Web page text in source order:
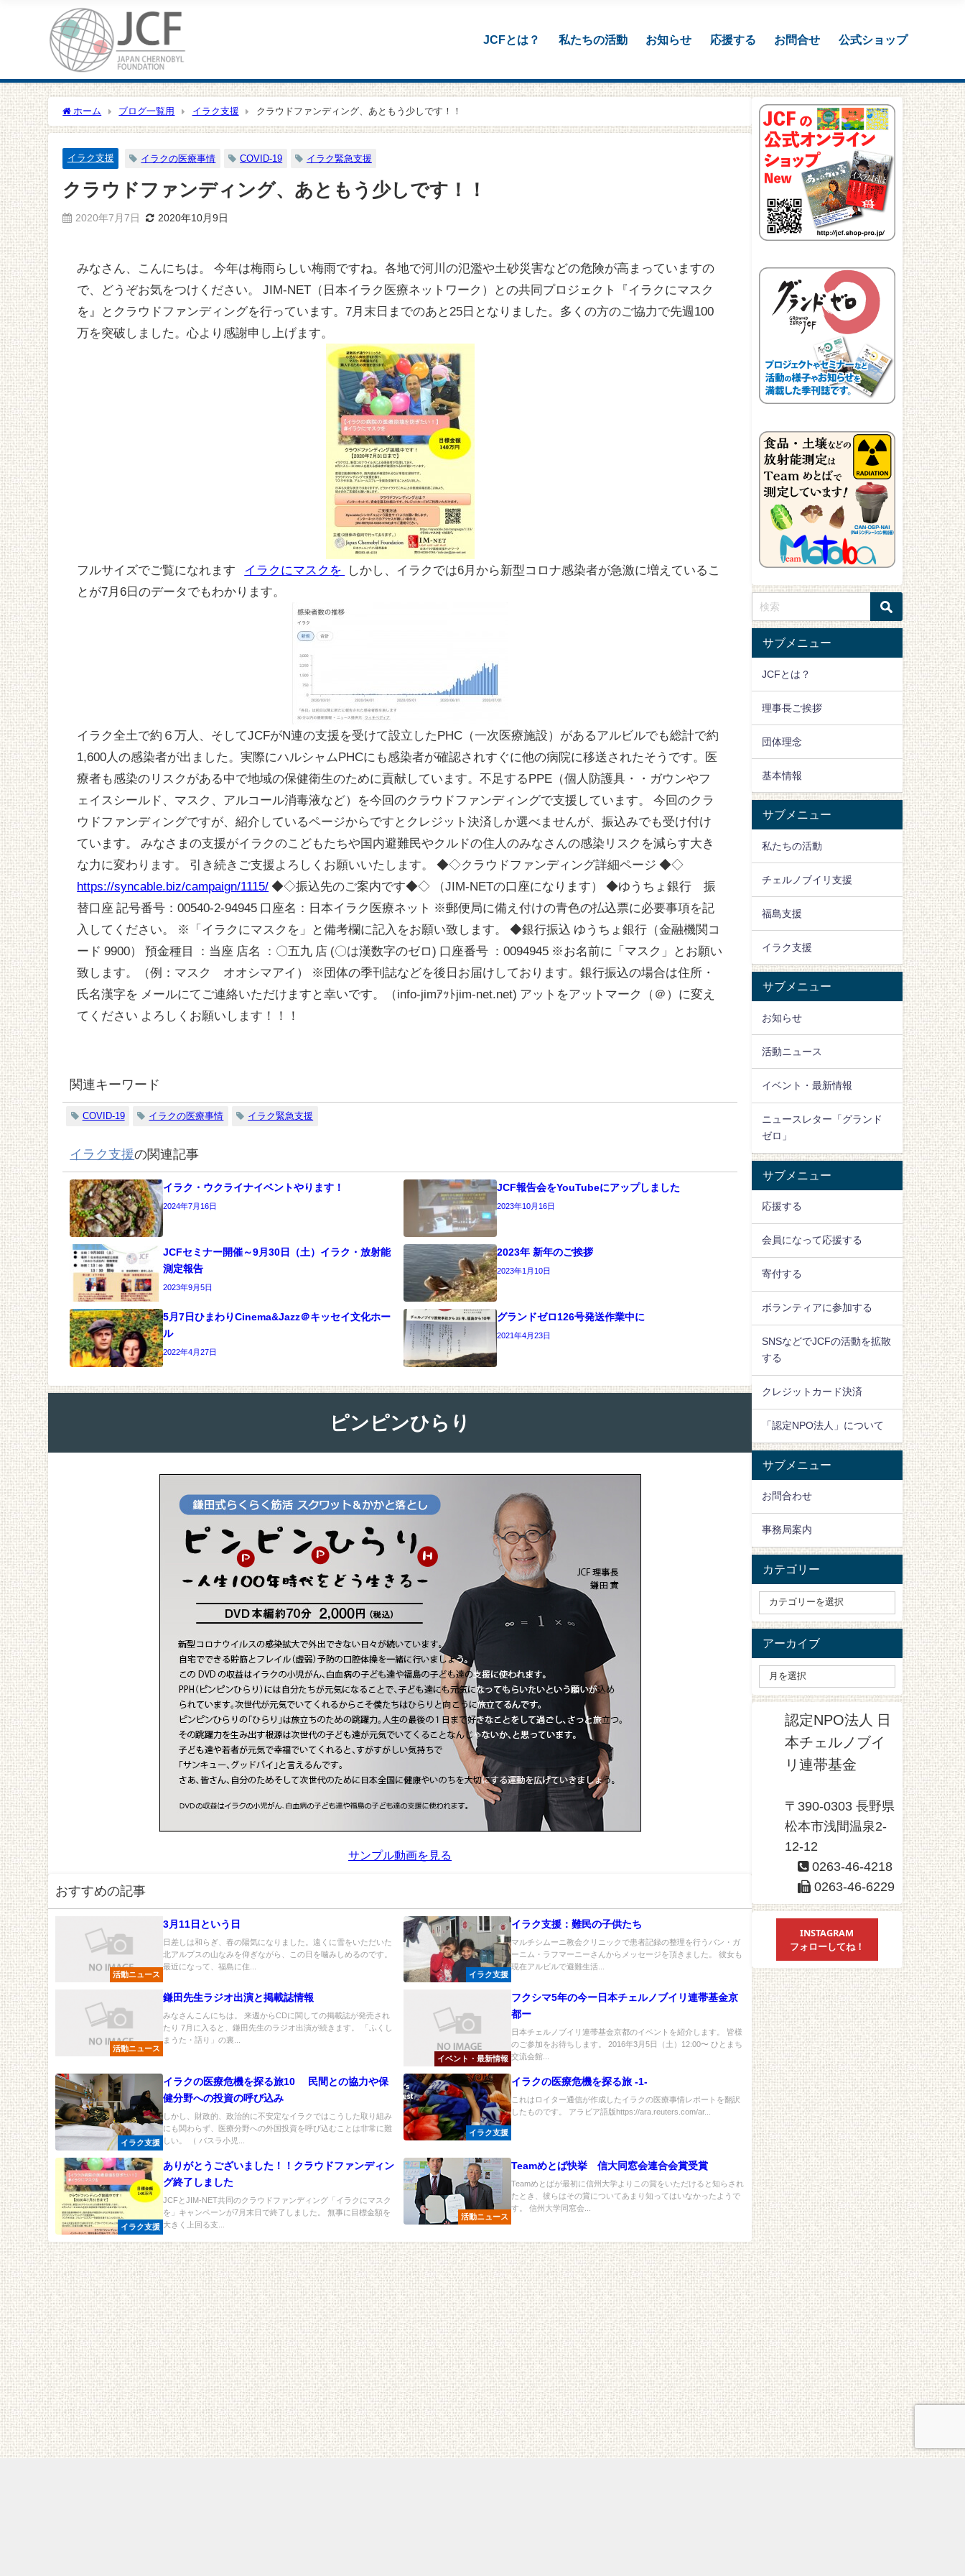
JCFとは？ 私たちの活動 お知らせ 応援する お問合せ 公式ショップ
ホーム ブログ一覧用 イラク支援 クラウドファンディング、あともう少しです！！
イラク支援 イラクの医療事情 COVID-19 イラク緊急支援
クラウドファンディング、あともう少しです！！
2020年7月7日 2020年10月9日
みなさん、こんにちは。 今年は梅雨らしい梅雨ですね。各地で河川の氾濫や土砂災害などの危険が高まっていますの
で、どうぞお気をつけください。 JIM-NET（日本イラク医療ネットワーク）との共同プロジェクト『イラクにマスク
を』とクラウドファンディングを行っています。7月末日までのあと25日となりました。多くの方のご協力で先週100
万を突破しました。心より感謝申し上げます。
フルサイズでご覧になれます イラクにマスクを
しかし、イラクでは6月から新型コロナ感染者が急激に増えているこ
とが7月6日のデータでもわかります。
イラク全土で約６万人、そしてJCFがN連の支援を受けて設立したPHC（一次医療施設）があるアルビルでも総計で約
1,600人の感染者が出ました。実際にハルシャムPHCにも感染者が確認されすぐに他の病院に移送されたそうです。医
療者も感染のリスクがある中で地域の保健衛生のために貢献しています。不足するPPE（個人防護具・・ガウンやフ
ェイスシールド、マスク、アルコール消毒液など）を今回のクラウドファンディングで支援しています。 今回のクラ
ウドファンディングですが、紹介しているページからですとクレジット決済しか選べませんが、振込みでも受け付け
ています。 みなさまの支援がイラクのこどもたちや国内避難民やクルドの住人のみなさんの感染リスクを減らす大き
な力に変わります。 引き続きご支援よろしくお願いいたします。 ◆◇クラウドファンディング詳細ページ ◆◇
https://syncable.biz/campaign/1115/ ◆◇振込先のご案内です◆◇ （JIM-NETの口座になります） ◆ゆうちょ銀行 振
替口座 記号番号：00540-2-94945 口座名：日本イラク医療ネット ※郵便局に備え付けの青色の払込票に必要事項を記
入してください。 ※「イラクにマスクを」と備考欄に記入をお願い致します。 ◆銀行振込 ゆうちょ銀行（金融機関コ
ード 9900） 預金種目 ：当座 店名 ：〇五九 店 (〇は漢数字のゼロ) 口座番号 ：0094945 ※お名前に「マスク」とお願い
致します。（例：マスク オオシマアイ） ※団体の季刊誌などを後日お届けしております。銀行振込の場合は住所・
氏名漢字を メールにてご連絡いただけますと幸いです。（info-jimｱｯﾄjim-net.net) アットをアットマーク（＠）に変え
てください よろしくお願いします！！！
関連キーワード
COVID-19 イラクの医療事情 イラク緊急支援
イラク支援の関連記事
イラク・ウクライナイベントやります！
2024年7月16日
JCF報告会をYouTubeにアップしました
2023年10月16日
JCFセミナー開催～9月30日（土）イラク・放射能
測定報告
2023年9月5日
2023年 新年のご挨拶
2023年1月10日
5月7日ひまわりCinema&Jazz＠キッセイ文化ホー
ル
2022年4月27日
グランドゼロ126号発送作業中に
2021年4月23日
ピンピンひらり
サンプル動画を見る
おすすめの記事
活動ニュース
3月11日という日
日差しは和らぎ、春の陽気になりました。遠くに雪をいただいた
北アルプスの山なみを仰ぎながら、この日を噛みしめるのです。
最近になって、福島に住...
イラク支援
イラク支援：難民の子供たち
マルチシムーニ教会クリニックで患者記録の整理を行うバン・ガ
ーニム・ラフマーニーさんからメッセージを頂きました。 彼女も
現在アルビルで避難生活...
活動ニュース
鎌田先生ラジオ出演と掲載誌情報
みなさんこんにちは。 来週からCDに関しての掲載誌が発売され
たり 7月に入ると、鎌田先生のラジオ出演が続きます。 「ふくし
まうた・語り」の裏...
イベント・最新情報
フクシマ5年の今ー日本チェルノブイリ連帯基金京
都ー
日本チェルノブイリ連帯基金京都のイベントを紹介します。 皆様
のご参加をお待ちします。 2016年3月5日（土）12:00〜 ひとまち
交流会館...
イラク支援
イラクの医療危機を探る旅10 民間との協力や保
健分野への投資の呼び込み
しかし、財政的、政治的に不安定なイラクではこうした取り組み
にも関わらず、医療分野への外国投資を呼び込むことは非常に難
しい。 （ バスラ小児...
イラク支援
イラクの医療危機を探る旅 -1-
これはロイター通信が作成したイラクの医療事情レポートを翻訳
したものです。 アラビア語版https://ara.reuters.com/ar...
イラク支援
ありがとうございました！！クラウドファンディン
グ終了しました
JCFとJIM-NET共同のクラウドファンディング「イラクにマスク
を」キャンペーンが7月末日で終了しました。 無事に目標金額を
大きく上回る支...
活動ニュース
Teamめとば快挙 信大同窓会連合会賞受賞
Teamめとばが最初に信州大学よりこの賞をいただけると知らされ
たとき、彼らはその賞についてあまり知ってはいなかったようで
す。 信州大学同窓会...
サブメニュー
JCFとは？
理事長ご挨拶
団体理念
基本情報
サブメニュー
私たちの活動
チェルノブイリ支援
福島支援
イラク支援
サブメニュー
お知らせ
活動ニュース
イベント・最新情報
ニュースレター「グランド
ゼロ」
サブメニュー
応援する
会員になって応援する
寄付する
ボランティアに参加する
SNSなどでJCFの活動を拡散
する
クレジットカード決済
「認定NPO法人」について
サブメニュー
お問合わせ
事務局案内
カテゴリー
アーカイブ
認定NPO法人 日
本チェルノブイ
リ連帯基金
〒390-0303 長野県
松本市浅間温泉2-
12-12
0263-46-4218
0263-46-6229
INSTAGRAM
フォローしてね！